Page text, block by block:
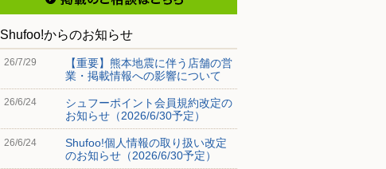
Shufoo!からのお知らせ
26/7/29
【重要】熊本地震に伴う店舗の営
業・掲載情報への影響について
26/6/24
シュフーポイント会員規約改定の
お知らせ（2026/6/30予定）
26/6/24
Shufoo!個人情報の取り扱い改定
のお知らせ（2026/6/30予定）